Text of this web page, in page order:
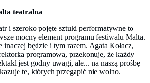
teatralna
i szeroko pojęte sztuki performatywne to
mocny element programu festiwalu Malta.
inaczej będzie i tym razem. Agata Kołacz,
programowa, przekonuje, że każdy
jest godny uwagi, ale... na naszą prośbę
te, których przegapić nie wolno.